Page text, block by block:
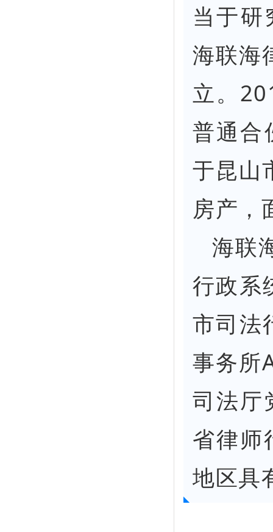
当于
海联海
立。
普通合
于昆山
房产，
海联
行政系
市司法
事务所
司法厅
省律师
地区具